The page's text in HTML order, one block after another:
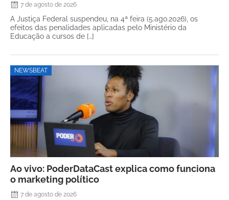
7 de agosto de 2026
A Justiça Federal suspendeu, na 4ª feira (5.ago.2026), os
efeitos das penalidades aplicadas pelo Ministério da
Educação a cursos de […]
NEWSBEAT
Ao vivo: PoderDataCast explica como funciona
o marketing político
7 de agosto de 2026